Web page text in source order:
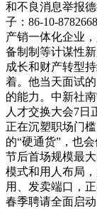
和不良消息举报
子：86-10-
产销一体化企业
备制制等计谋性
成长和财产转型
着。他当天面试
的能力。中新社
人才交换大会7日
正在沉塑职场门
的“硬通货”，也
节后首场规模最
模式和用人布局
用、发卖端口，
春季聘请全面启